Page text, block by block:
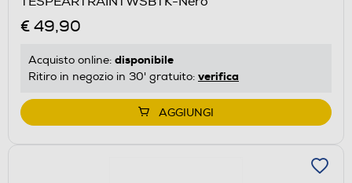
€ 49,90
Acquisto online: disponibile
Ritiro in negozio in 30' gratuito: verifica
AGGIUNGI